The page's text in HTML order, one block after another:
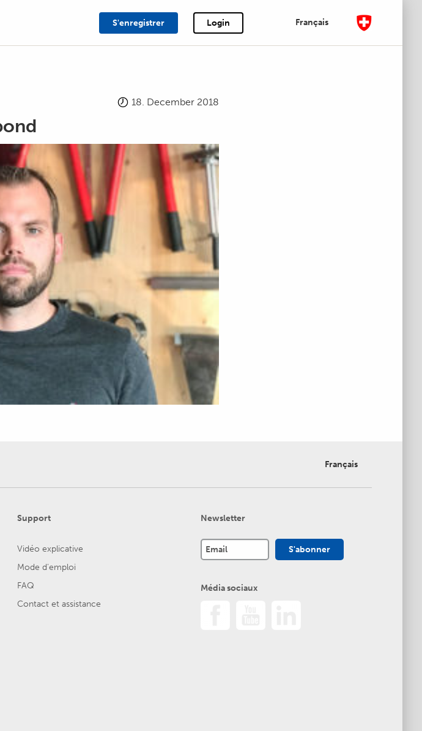
S'enregistrer Login Français
18. December 2018
Français
Support
Vidéo explicative
Mode d'emploi
FAQ
Contact et assistance
Newsletter
Média sociaux